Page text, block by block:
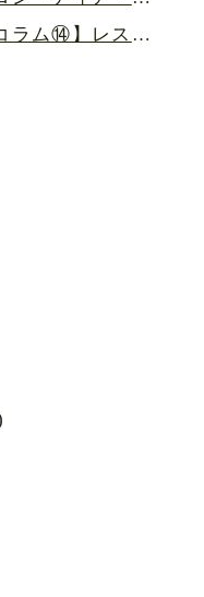
【新レストラン連載コラム⑭】レストランに横浜港の地図がある深い理由